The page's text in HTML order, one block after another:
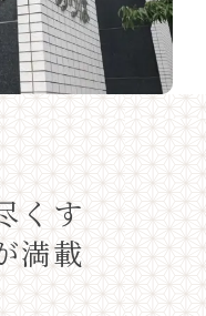
くす
満載